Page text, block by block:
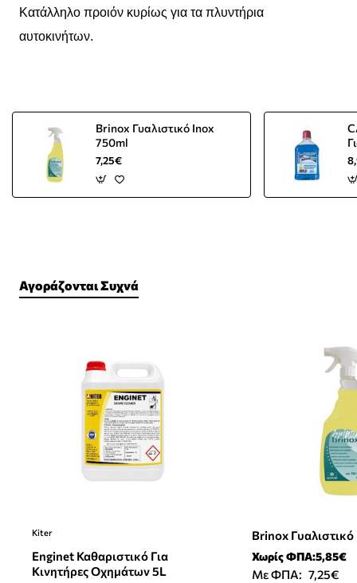
Κατάλληλο προιόν κυρίως για τα πλυντήρια
αυτοκινήτων.
Brinox Γυαλιστικό Inox
750ml
7,25€
Αγοράζονται Συχνά
Kiter
Enginet Καθαριστικό Για
Κινητήρες Οχημάτων 5L
Brinox
Χωρίς ΦΠΑ:5,85€
Με ΦΠΑ: 7,25€